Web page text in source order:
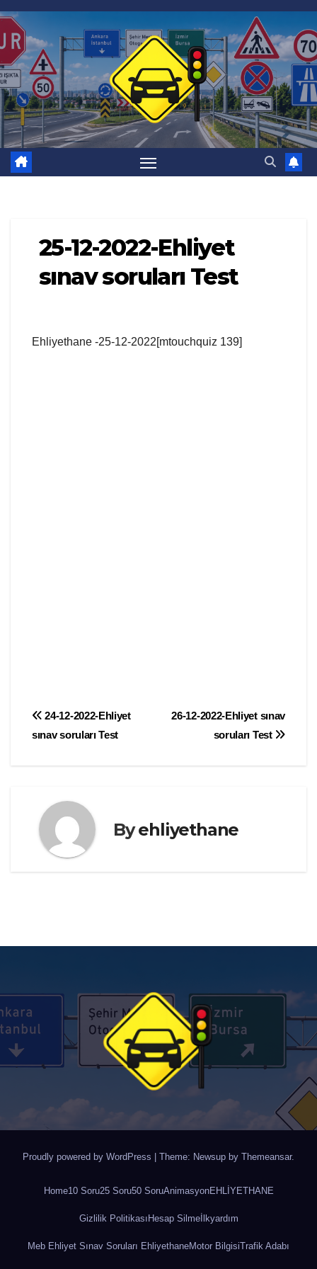
Skip
to
content
25-12-2022-Ehliyet
sınav soruları Test
Ehliyethane -25-12-2022[mtouchquiz 139]
Yazı
26-12-2022-Ehliyet sınav
soruları Test
24-12-2022-Ehliyet
sınav soruları Test
Byehliyethane
Proudly powered by WordPress Theme: Newsup by Themeansar.
Home10 Soru25 Soru50 SoruAnimasyonEHLİYETHANE
Gizlilik Politikası Hesap Silmeİlkyardım
Meb Ehliyet Sınav Soruları EhliyethaneMotor BilgisiTrafik Adabı